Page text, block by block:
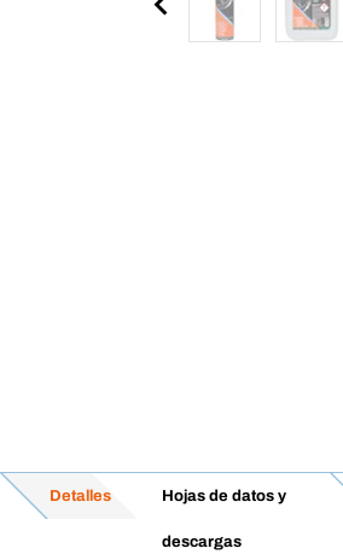
Detalles Hojas de datos y
descargas